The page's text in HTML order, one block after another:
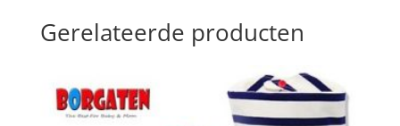
Gerelateerde producten